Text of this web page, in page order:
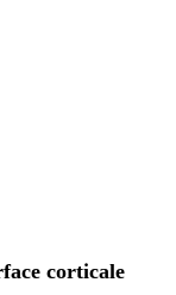
corticale